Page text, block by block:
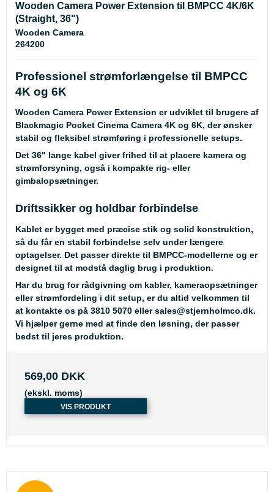
Wooden Camera Power Extension til BMPCC 4K/6K
(Straight, 36")
Wooden Camera
264200
Professionel strømforlængelse til BMPCC
4K og 6K
Wooden Camera Power Extension er udviklet til brugere af
Blackmagic Pocket Cinema Camera 4K og 6K, der ønsker
stabil og fleksibel strømføring i professionelle setups.
Det 36" lange kabel giver frihed til at placere kamera og
strømforsyning, også i kompakte rig- eller
gimbalopsætninger.
Driftssikker og holdbar forbindelse
Kablet er bygget med præcise stik og solid konstruktion,
så du får en stabil forbindelse selv under længere
optagelser. Det passer direkte til BMPCC-modellerne og er
designet til at modstå daglig brug i produktion.
Har du brug for rådgivning om kabler, kameraopsætninger
eller strømfordeling i dit setup, er du altid velkommen til
at kontakte os på 3810 5070 ellersales@stjernholmco.dk.
Vi hjælper gerne med at finde den løsning, der passer
bedst til jeres produktion.
569,00 DKK
(ekskl. moms)
VIS PRODUKT